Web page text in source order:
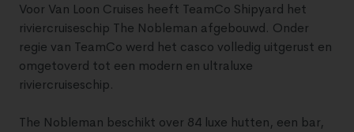
Voor Van Loon Cruises heeft TeamCo Shipyard het
riviercruiseschip The Nobleman afgebouwd. Onder
regie van TeamCo werd het casco volledig uitgerust en
omgetoverd tot een modern en ultraluxe
riviercruiseschip.
The Nobleman beschikt over 84 luxe hutten, een bar,